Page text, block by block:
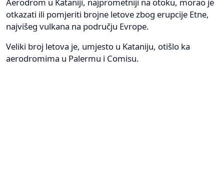
otkazati ili pomjeriti brojne letove zbog erupcije Etne,
najvišeg vulkana na području Evrope.
Veliki broj letova je, umjesto u Kataniju, otišlo ka
aerodromima u Palermu i Comisu.